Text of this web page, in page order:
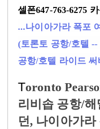
셀폰647-763-6275
...나이아가라 폭포
(토론토 공항/호텔
공항/호텔 라이드 써
Toronto
리비솝 공항/
던, 나이아가